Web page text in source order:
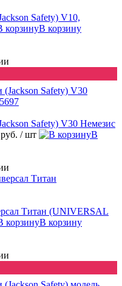
Safety) V10,
В корзину
Safety) V30 Немезис
/ шт
В
Титан (UNIVERSAL
В корзину